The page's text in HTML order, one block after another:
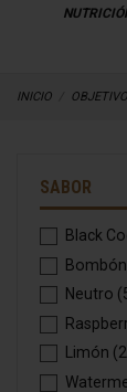
INICIO
SABOR
Black
Neutro
Limón